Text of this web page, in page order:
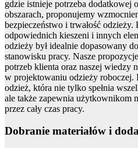
gdzie istnieje potrzeba dodatkowej
obszarach, proponujemy
bezpieczeństwo i trwałość
odpowiednich kieszeni i innych
odzieży był idealnie dopasowany
stanowisku pracy. Nasze
potrzeb klienta oraz naszej wiedzy
w projektowaniu odzieży roboczej.
odzież, która nie tylko spełnia
ale także zapewnia użytkownikom
przez cały czas pracy.
Dobranie materiałów i